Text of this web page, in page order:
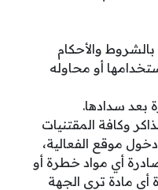
والأحكام
أو محاوله
بعد سدادها.
وكافة المقتنيات
موقع الفعالية،
أي مواد خطرة أو
مادة ترى الجهة